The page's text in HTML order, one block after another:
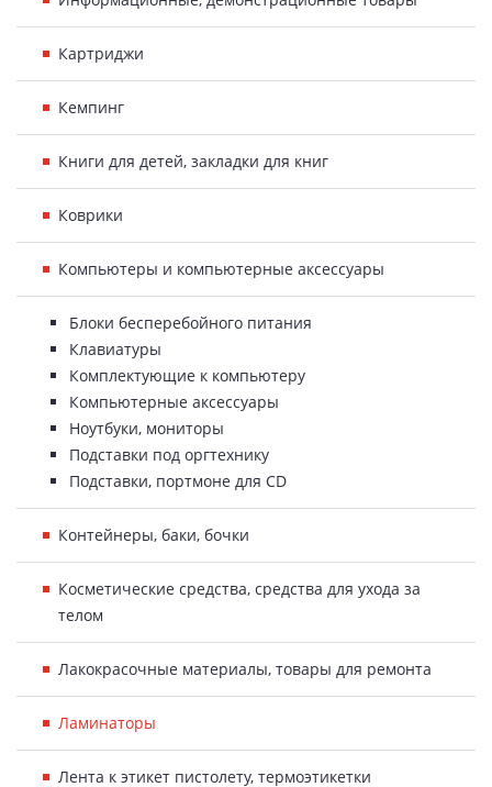
Картриджи
Кемпинг
Книги для детей, закладки для книг
Коврики
Компьютеры и компьютерные аксессуары
Блоки бесперебойного питания
Клавиатуры
Комплектующие к компьютеру
Компьютерные аксессуары
Ноутбуки, мониторы
Подставки под оргтехнику
Подставки, портмоне для CD
Контейнеры, баки, бочки
Косметические средства, средства для ухода за
телом
Лакокрасочные материалы, товары для ремонта
Ламинаторы
Лента к этикет пистолету, термоэтикетки